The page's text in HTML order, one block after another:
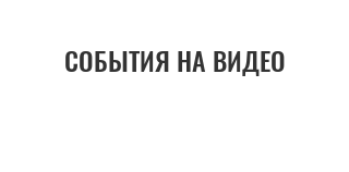
СОБЫТИЯ НА ВИДЕО